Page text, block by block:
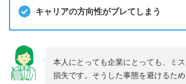
キャリアの方向性がブレてしまう
本人にとっても企業にとっても、ミ
損失です。そうした事態を避けるた